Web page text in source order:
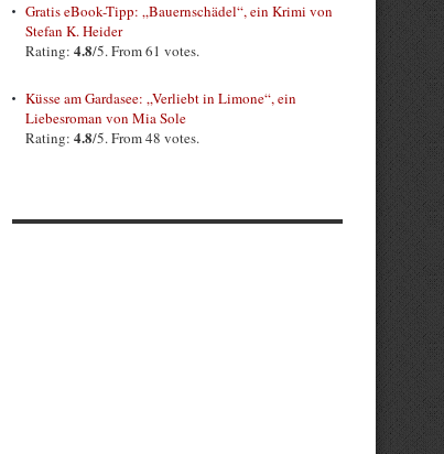
Gratis eBook-Tipp: „Bauernschädel“, ein Krimi von
Stefan K. Heider
Rating: 4.8/5. From 61 votes.
Küsse am Gardasee: „Verliebt in Limone“, ein
Liebesroman von Mia Sole
Rating: 4.8/5. From 48 votes.